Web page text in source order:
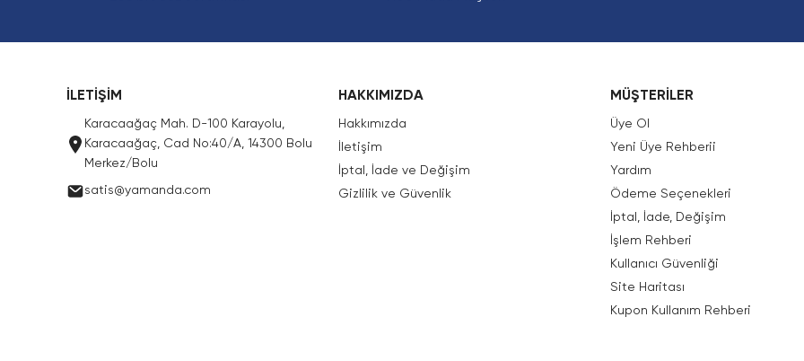
İLETİŞİM
Karacaağaç Mah. D-100 Karayolu,
Karacaağaç, Cad No:40/A, 14300 Bolu
Merkez/Bolu
satis@yamanda.com
HAKKIMIZDA
Hakkımızda
İletişim
İptal, İade ve Değişim
Gizlilik ve Güvenlik
MÜŞTERİLER
Üye Ol
Yeni Üye Rehberii
Yardım
Ödeme Seçenekleri
İptal, İade, Değişim
İşlem Rehberi
Kullanıcı Güvenliği
Site Haritası
Kupon Kullanım Rehberi